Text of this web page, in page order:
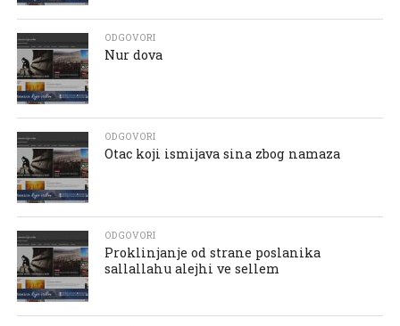
ODGOVORI
Nur dova
ODGOVORI
Otac koji ismijava sina zbog namaza
ODGOVORI
Proklinjanje od strane poslanika
sallallahu alejhi ve sellem